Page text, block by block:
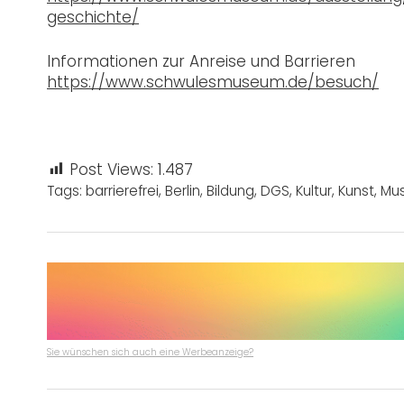
geschichte/
Informationen zur Anreise und Barrieren
https://www.schwulesmuseum.de/besuch/
Post Views: 1.487
Tags: barrierefrei, Berlin, Bildung, DGS, Kultur, Kunst,
Sie wünschen sich auch eine Werbeanzeige?